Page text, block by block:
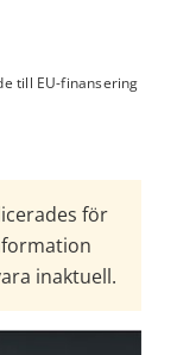
till EU-finansering
för
inaktuell.